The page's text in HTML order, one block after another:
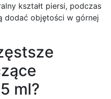
kształt piersi, podczas
dodać objętości w górnej
ml?